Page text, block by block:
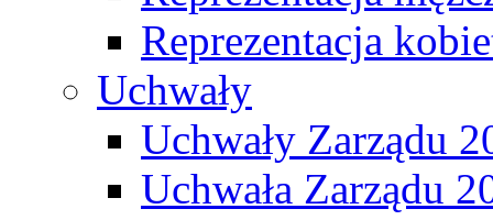
Reprezentacja
Uchwały
Uchwały Zarządu
Uchwała Zarządu